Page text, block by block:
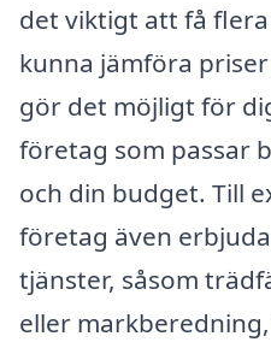
det viktigt att få
kunna jämföra
gör det möjligt för
företag som passar
och din budget. Till
företag även
tjänster, såsom
eller